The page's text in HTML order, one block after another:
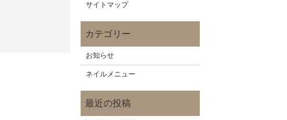
サイトマップ
お知らせ
ネイルメニュー